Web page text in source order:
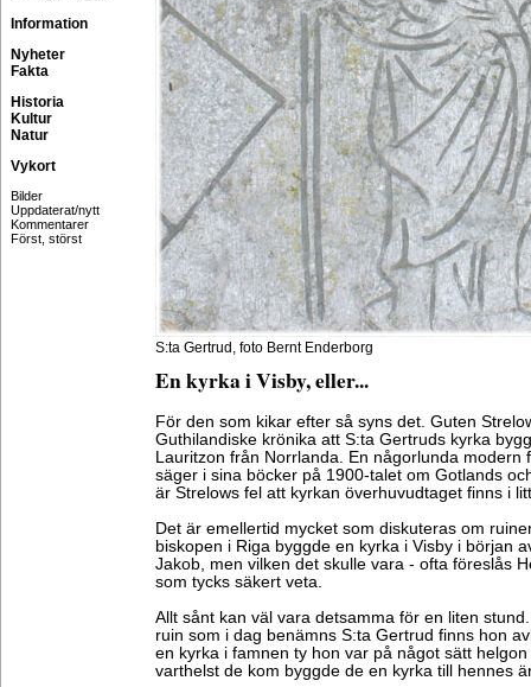
Information
Nyheter
Fakta
Historia
Kultur
Natur
Vykort
Bilder
Uppdaterat/nytt
Kommentarer
Först, störst
S:ta Gertrud, foto Bernt Enderborg
En kyrka i Visby, eller...
För den som kikar efter så syns det. Guten
Guthilandiske krönika att S:ta Gertruds kyrka
Lauritzon från Norrlanda. En någorlunda modern
säger i sina böcker på 1900-talet om Gotlands
är Strelows fel att kyrkan överhuvudtaget finns i
Det är emellertid mycket som diskuteras om
biskopen i Riga byggde en kyrka i Visby i början
Jakob, men vilken det skulle vara - ofta föreslås
som tycks säkert veta.
Allt sånt kan väl vara detsamma för en liten
ruin som i dag benämns S:ta Gertrud finns hon
en kyrka i famnen ty hon var på något sätt
varthelst de kom byggde de en kyrka till hennes